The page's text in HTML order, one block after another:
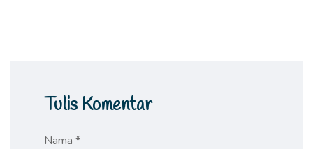
Tulis Komentar
Nama *